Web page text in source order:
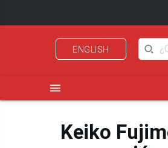
ENGLISH
menu
Keiko